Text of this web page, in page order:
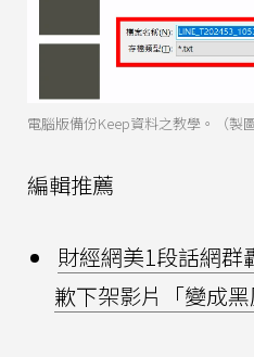
電腦版備份Keep資料之教學。（製
編輯推薦
財經網美1段話網群
歉下架影片「變成黑